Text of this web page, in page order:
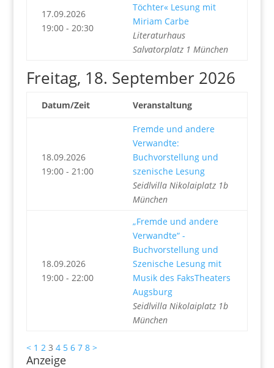
17.09.2026
19:00 - 20:30
Töchter« Lesung mit
Miriam Carbe
Literaturhaus
Salvatorplatz 1 München
Freitag, 18. September 2026
Datum/Zeit Veranstaltung
18.09.2026
19:00 - 21:00
Fremde und andere
Verwandte:
Buchvorstellung und
szenische Lesung
Seidlvilla Nikolaiplatz 1b
München
18.09.2026
19:00 - 22:00
„Fremde und andere
Verwandte“ -
Buchvorstellung und
Szenische Lesung mit
Musik des FaksTheaters
Augsburg
Seidlvilla Nikolaiplatz 1b
München
< 1 2 3 4 5 6 7 8 >
Anzeige